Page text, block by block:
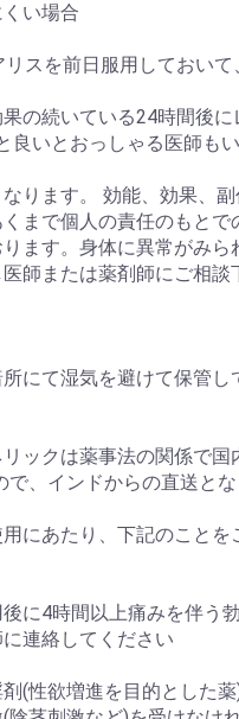
い場合
スを前日服用しておいて
の続いている24時間後に
良いとおっしゃる医師もい
ります。 効能、効果、
まで個人の責任のもとで
ます。身体に異常がみら
師または薬剤師にご相談
にて湿気を避けて保管し
ックは薬事法の関係で国
で、インドからの直送と
にあたり、下記のことを
に4時間以上痛みを伴う
連絡してください
(性欲増進を目的とした薬